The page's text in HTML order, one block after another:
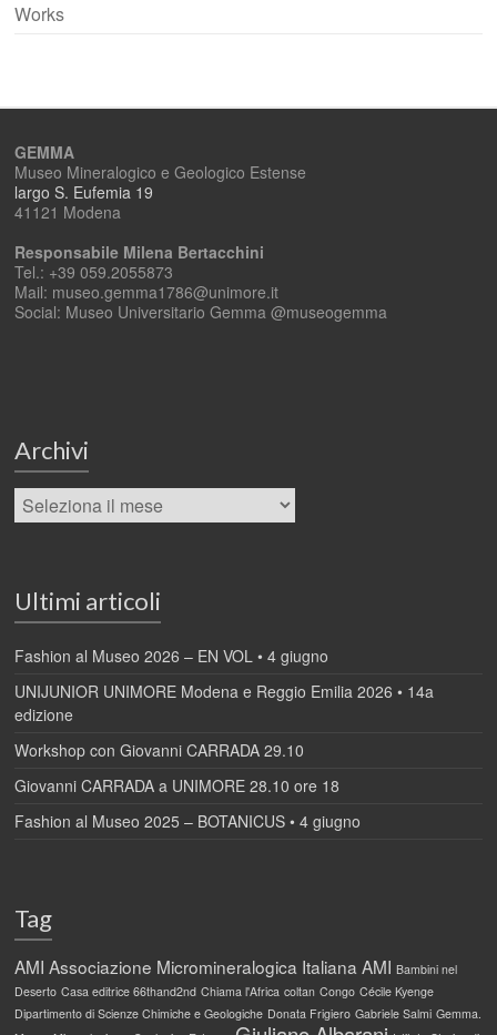
Works
GEMMA
Museo Mineralogico e Geologico Estense
largo S. Eufemia 19
41121 Modena
Responsabile Milena Bertacchini
Tel.: +39 059.2055873
Mail: museo.gemma1786@unimore.it
Social: Museo Universitario Gemma @museogemma
Archivi
Ultimi articoli
Fashion al Museo 2026 – EN VOL • 4 giugno
UNIJUNIOR UNIMORE Modena e Reggio Emilia 2026 • 14a
edizione
Workshop con Giovanni CARRADA 29.10
Giovanni CARRADA a UNIMORE 28.10 ore 18
Fashion al Museo 2025 – BOTANICUS • 4 giugno
Tag
AMI Associazione Micromineralogica Italiana AMI Bambini nel
Deserto Casa editrice 66thand2nd Chiama l'Africa coltan Congo Cécile Kyenge
Dipartimento di Scienze Chimiche e Geologiche Donata Frigiero Gabriele Salmi Gemma.